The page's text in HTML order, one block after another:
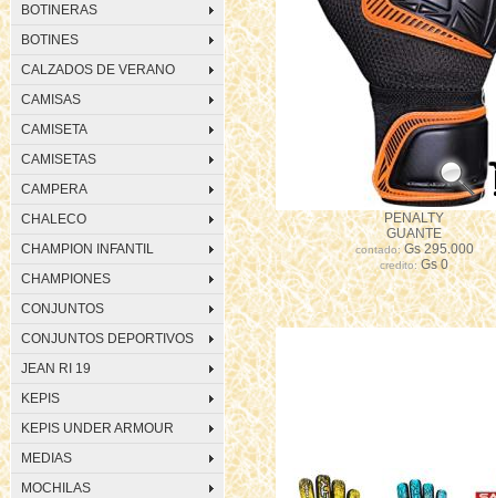
BOTINERAS
BOTINES
CALZADOS DE VERANO
CAMISAS
CAMISETA
CAMISETAS
CAMPERA
CHALECO
CHAMPION INFANTIL
CHAMPIONES
CONJUNTOS
CONJUNTOS DEPORTIVOS
JEAN RI 19
KEPIS
KEPIS UNDER ARMOUR
MEDIAS
MOCHILAS
PENALTY
GUANTE
contado:Gs 295.000
credito:Gs 0